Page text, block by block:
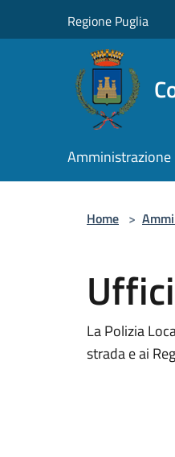
Regione Puglia
Amministrazione
Home >
La Polizia
strada e ai